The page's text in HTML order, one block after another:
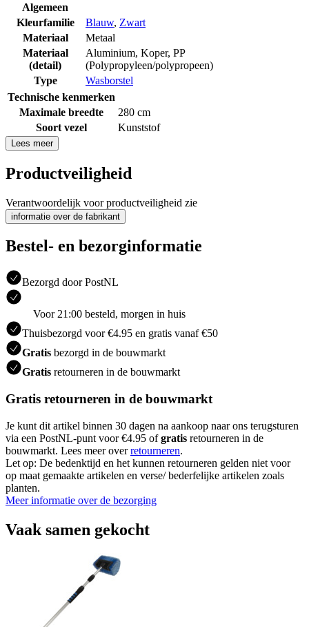
Algemeen
Kleurfamilie
Blauw, Zwart
Materiaal
Metaal
Materiaal
(detail)
Aluminium, Koper, PP
(Polypropyleen/polypropeen)
Type
Wasborstel
Technische kenmerken
Maximale breedte
280 cm
Soort vezel
Kunststof
Lees meer
Productveiligheid
Verantwoordelijk voor productveiligheid zie
informatie over de fabrikant
Bestel- en bezorginformatie
Bezorgd door PostNL
Voor 21:00 besteld, morgen in huis
Thuisbezorgd voor €4.95 en gratis vanaf €50
Gratis bezorgd in de bouwmarkt
Gratis retourneren in de bouwmarkt
Gratis retourneren in de bouwmarkt
Je kunt dit artikel binnen 30 dagen na aankoop naar ons terugsturen
via een PostNL-punt voor €4.95 ofgratis retourneren in de
bouwmarkt. Lees meer overretourneren.
Let op: De bedenktijd en het kunnen retourneren gelden niet voor
op maat gemaakte artikelen en verse/ bederfelijke artikelen zoals
planten.
Meer informatie over de bezorging
Vaak samen gekocht